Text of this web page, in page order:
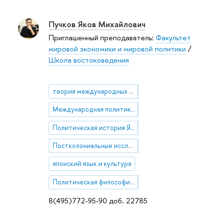
8(495)772-95-90 доб. 22785
Пучков Яков Михайлович
Приглашенный преподаватель: Факультет
мировой экономики и мировой политики /
Школа востоковедения
теория международных отношений
Международная политика в Восточной Азии
Политическая история Японии в Новое и Новейшее время
Постколониальные исследования
японский язык и культура
Политическая философия XX в.